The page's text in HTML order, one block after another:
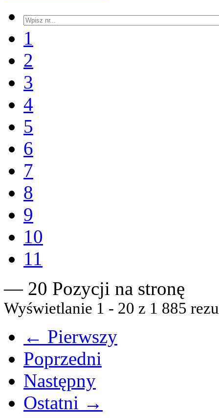
1
2
3
4
5
6
7
8
9
10
11
— 20 Pozycji na stronę
Wyświetlanie 1 - 20 z 1 885
← Pierwszy
Poprzedni
Następny
Ostatni →